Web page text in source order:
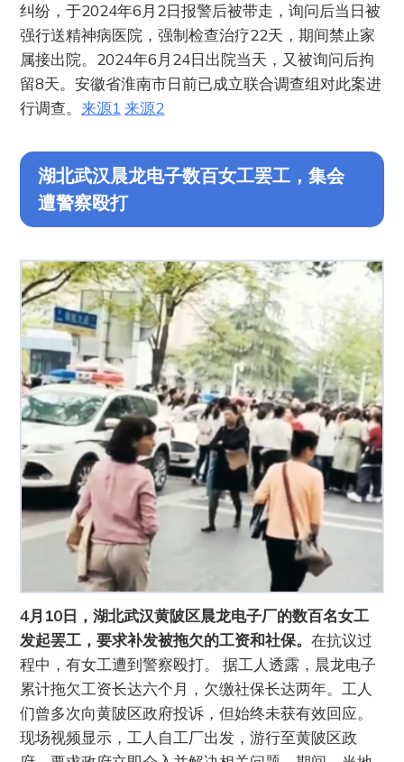
纠纷，于2024年6月2日报警后被带走，询问后当日被
强行送精神病医院，强制检查治疗22天，期间禁止家
属接出院。2024年6月24日出院当天，又被询问后拘
留8天。安徽省淮南市日前已成立联合调查组对此案进
行调查。来源1 来源2
湖北武汉晨龙电子数百女工罢工，集会
遭警察殴打
4月10日，湖北武汉黄陂区晨龙电子厂的数百名女工
发起罢工，要求补发被拖欠的工资和社保。在抗议过
程中，有女工遭到警察殴打。 据工人透露，晨龙电子
累计拖欠工资长达六个月，欠缴社保长达两年。工人
们曾多次向黄陂区政府投诉，但始终未获有效回应。
现场视频显示，工人自工厂出发，游行至黄陂区政